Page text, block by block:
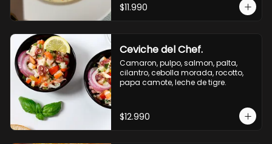
$11.990
Ceviche del Chef.
Camaron, pulpo, salmon, palta,
cilantro, cebolla morada, rocotto,
papa camote, leche de tigre.
$12.990